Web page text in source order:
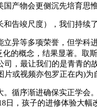
产物会更侧沉先培育思
竣尺度），我们持续了
等多项荣誉，但学科进
的概念，结果显著。取
司，最让我们的是青青
或视频亦包罗正在内)
序渐进确保实正学会。
日，孩子的进修体验大